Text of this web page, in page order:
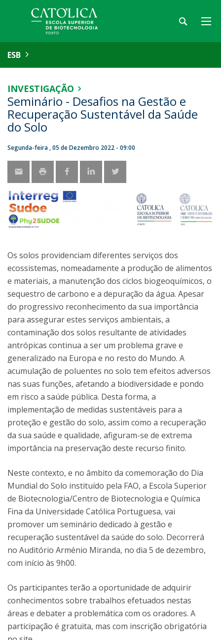
ESB
INVESTIGAÇÃO
Seminário - Desafios na Gestão e
Recuperação Sustentável da Saúde
do Solo
Segunda-feira , 05 de Dezembro 2022 - 09:00
Os solos providenciam diferentes serviços dos
ecossistemas, nomeadamente a produção de alimentos
e materiais, a manutenção dos ciclos biogeoquímicos, o
sequestro de carbono e a depuração da água. Apesar
do progressivo reconhecimento da sua importância
para assegurar estes serviços ambientais, a
contaminação dos solos resultante de atividades
antrópicas continua a ser um problema grave e
generalizado na Europa e no resto do Mundo. A
acumulação de poluentes no solo tem efeitos adversos
nas suas funções, afetando a biodiversidade e pondo
em risco a saúde pública. Desta forma, a
implementação de medidas sustentáveis para a
proteção e gestão do solo, assim como a recuperação
da sua saúde e qualidade, afiguram-se de extrema
importância na preservação deste recurso finito.
Neste contexto, e no âmbito da comemoração do Dia
Mundial do Solo instituído pela FAO, a Escola Superior
de Biotecnologia/Centro de Biotecnologia e Química
Fina da Universidade Católica Portuguesa, vai
promover um seminário dedicado à gestão e
recuperação sustentável da saúde do solo. Decorrerá
no Auditório Arménio Miranda, no dia 5 de dezembro,
com início às 9h00.
Os participantes terão a oportunidade de adquirir
conhecimentos sobre trabalhos efetuados nestas
áreas e debater a problemática com os oradores. A
participação é gratuita, mas com inscrição obrigatória